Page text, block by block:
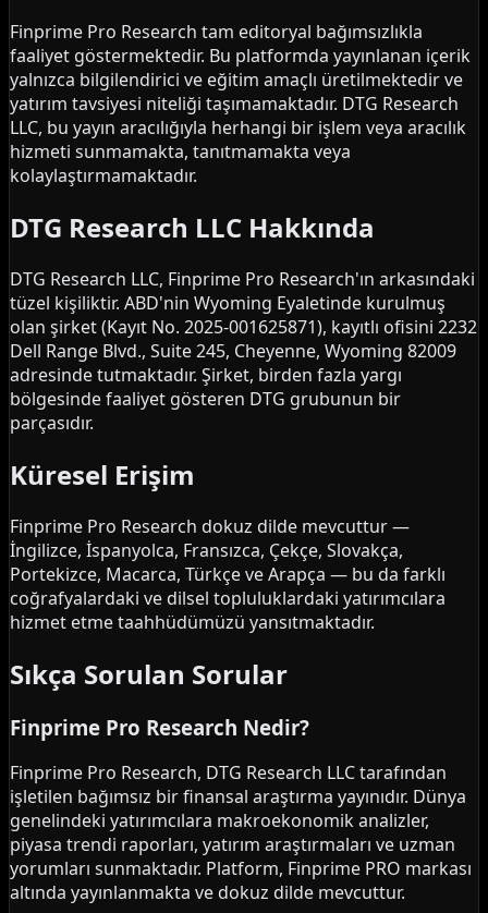
Finprime Pro Research tam editoryal bağımsızlıkla
faaliyet göstermektedir. Bu platformda yayınlanan içerik
yalnızca bilgilendirici ve eğitim amaçlı üretilmektedir ve
yatırım tavsiyesi niteliği taşımamaktadır. DTG Research
LLC, bu yayın aracılığıyla herhangi bir işlem veya aracılık
hizmeti sunmamakta, tanıtmamakta veya
kolaylaştırmamaktadır.
DTG Research LLC Hakkında
DTG Research LLC, Finprime Pro Research'ın arkasındaki
tüzel kişiliktir. ABD'nin Wyoming Eyaletinde kurulmuş
olan şirket (Kayıt No. 2025-001625871), kayıtlı ofisini 2232
Dell Range Blvd., Suite 245, Cheyenne, Wyoming 82009
adresinde tutmaktadır. Şirket, birden fazla yargı
bölgesinde faaliyet gösteren DTG grubunun bir
parçasıdır.
Küresel Erişim
Finprime Pro Research dokuz dilde mevcuttur —
İngilizce, İspanyolca, Fransızca, Çekçe, Slovakça,
Portekizce, Macarca, Türkçe ve Arapça — bu da farklı
coğrafyalardaki ve dilsel topluluklardaki yatırımcılara
hizmet etme taahhüdümüzü yansıtmaktadır.
Sıkça Sorulan Sorular
Finprime Pro Research Nedir?
Finprime Pro Research, DTG Research LLC tarafından
işletilen bağımsız bir finansal araştırma yayınıdır. Dünya
genelindeki yatırımcılara makroekonomik analizler,
piyasa trendi raporları, yatırım araştırmaları ve uzman
yorumları sunmaktadır. Platform, Finprime PRO markası
altında yayınlanmakta ve dokuz dilde mevcuttur.